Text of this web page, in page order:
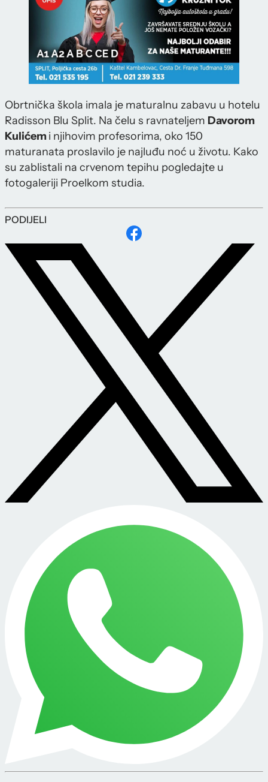
Obrtnička škola imala je maturalnu zabavu u hotelu
Radisson Blu Split. Na čelu s ravnateljem Davorom
Kulićemi njihovim profesorima, oko 150
maturanata proslavilo je najluđu noć u životu. Kako
su zablistali na crvenom tepihu pogledajte u
fotogaleriji Proelkom studia.
PODIJELI